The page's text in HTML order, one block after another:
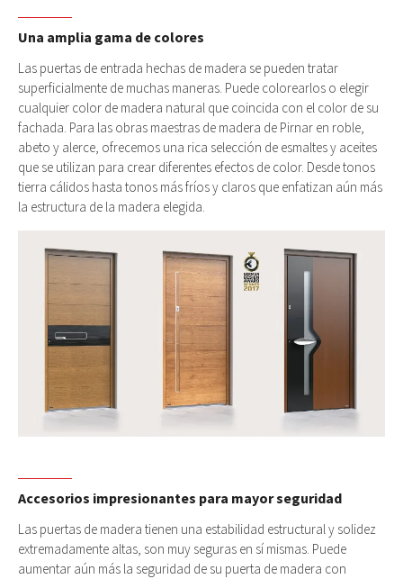
Una amplia gama de colores
Las puertas de entrada hechas de madera se pueden tratar
superficialmente de muchas maneras. Puede colorearlos o elegir
cualquier color de madera natural que coincida con el color de su
fachada. Para las obras maestras de madera de Pirnar en roble,
abeto y alerce, ofrecemos una rica selección de esmaltes y aceites
que se utilizan para crear diferentes efectos de color. Desde tonos
tierra cálidos hasta tonos más fríos y claros que enfatizan aún más
la estructura de la madera elegida.
Accesorios impresionantes para mayor seguridad
Las puertas de madera tienen una estabilidad estructural y solidez
extremadamente altas, son muy seguras en sí mismas. Puede
aumentar aún más la seguridad de su puerta de madera con